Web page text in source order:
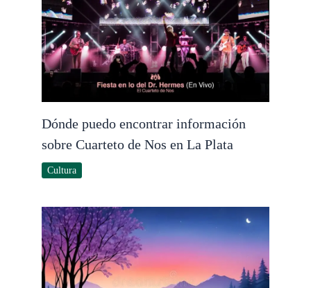
Dónde puedo encontrar información
sobre Cuarteto de Nos en La Plata
Cultura